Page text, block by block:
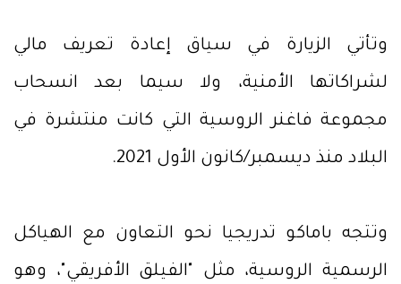
وتأتي الزيارة في سياق إعادة تعريف مالي
لشراكاتها الأمنية، ولا سيما بعد انسحاب
مجموعة فاغنر الروسية التي كانت منتشرة في
البلاد منذ ديسمبر/كانون الأول 2021.
وتتجه باماكو تدريجيا نحو التعاون مع الهياكل
الرسمية الروسية، مثل "الفيلق الأفريقي"، وهو